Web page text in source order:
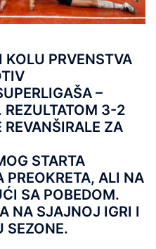
KOLU PRVENSTVA
–
REZULTATOM 3-2
REVANŠIRALE ZA
STARTA
PREOKRETA, ALI NA
SA POBEDOM.
NA SJAJNOJ IGRI I
SEZONE.